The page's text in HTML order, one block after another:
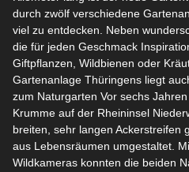
durch zwölf verschiedene
viel zu entdecken. Neben
die für jeden Geschmack
Giftpflanzen, Wildbienen oder
Gartenanlage Thüringens liegt
zum Naturgarten Vor sechs
Krumme auf der Rheininsel
breiten, sehr langen Ackerstreifen
aus Lebensräumen umgestaltet.
Wildkameras konnten die beiden